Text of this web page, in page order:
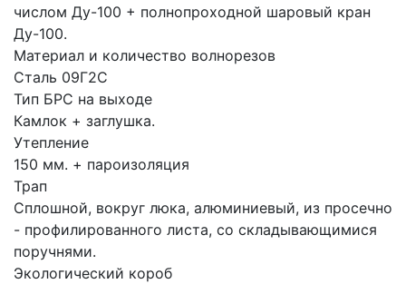
числом Ду-100 + полнопроходной шаровый кран
Ду-100.
Материал и количество волнорезов
Сталь 09Г2С
Тип БРС на выходе
Камлок + заглушка.
Утепление
150 мм. + пароизоляция
Трап
Сплошной, вокруг люка, алюминиевый, из просечно
- профилированного листа, со складывающимися
поручнями.
Экологический короб